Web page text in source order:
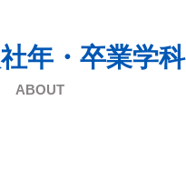
年・卒業学科
ABOUT